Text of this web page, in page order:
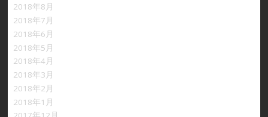
2018年8月
2018年7月
2018年6月
2018年5月
2018年4月
2018年3月
2018年2月
2018年1月